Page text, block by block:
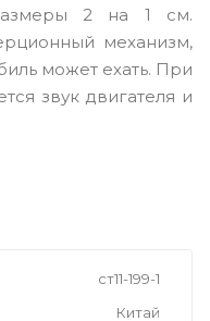
2 на 1 см.
механизм,
может ехать. При
звук двигателя и
ст11-199-1
Китай